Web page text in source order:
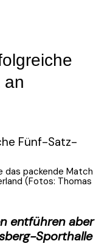
an
das packende Match
(Fotos: Thomas
entführen aber
Sporthalle